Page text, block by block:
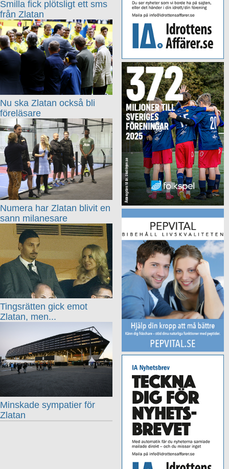
Smilla fick plötsligt ett sms
från Zlatan
Nu ska Zlatan också bli
föreläsare
Numera har Zlatan blivit en
sann milanesare
Tingsrätten gick emot
Zlatan, men...
Minskade sympatier för
Zlatan